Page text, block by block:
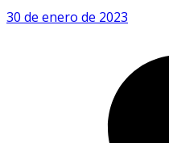
30 de enero de 2023